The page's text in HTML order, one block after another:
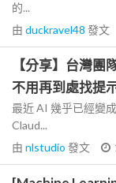
的...
由 duckravel48 發文
【分享】台灣
不用再到處找提
最近 AI 幾乎已經變
Claud...
由 nlstudio 發文